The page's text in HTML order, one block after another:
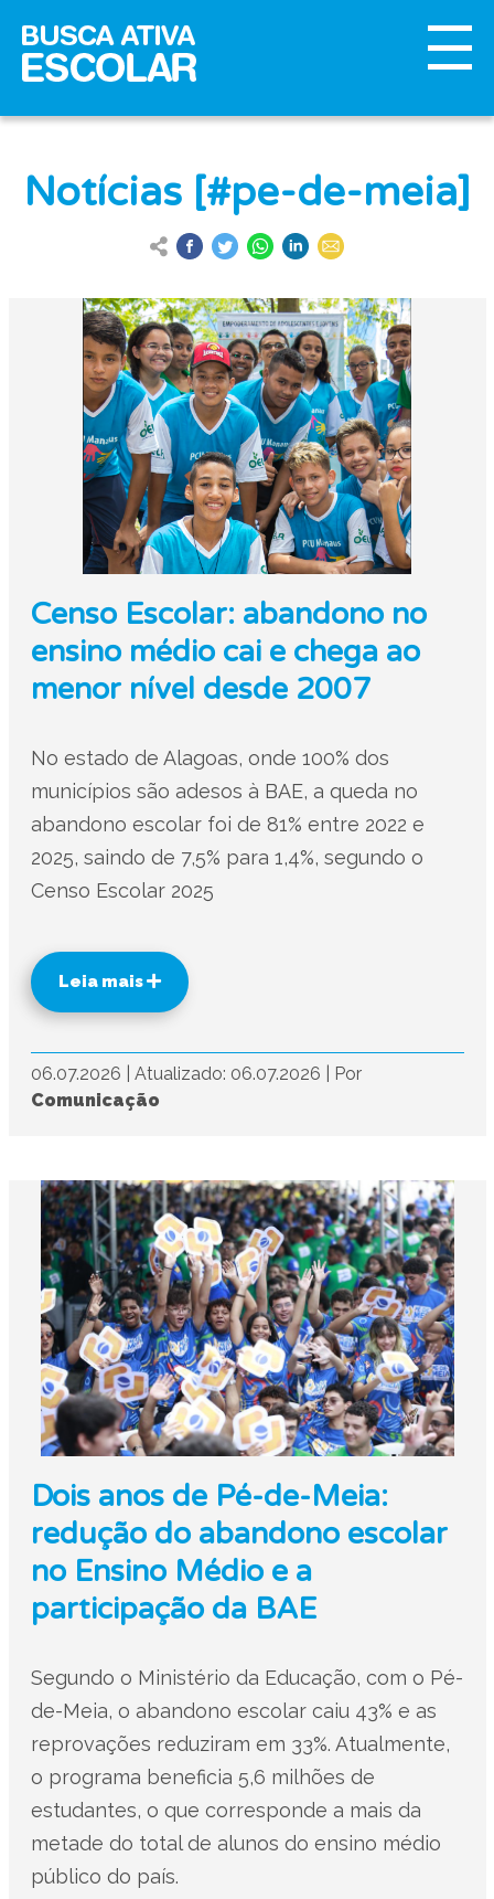
Notícias [#pe-de-meia]
Censo Escolar: abandono no
ensino médio cai e chega ao
menor nível desde 2007
No estado de Alagoas, onde 100% dos
municípios são adesos à BAE, a queda no
abandono escolar foi de 81% entre 2022 e
2025, saindo de 7,5% para 1,4%, segundo o
Censo Escolar 2025
Leia mais
06.07.2026 Atualizado: 06.07.2026
Por
Comunicação
Dois anos de Pé-de-Meia:
redução do abandono escolar
no Ensino Médio e a
participação da BAE
Segundo o Ministério da Educação, com o Pé-
de-Meia, o abandono escolar caiu 43% e as
reprovações reduziram em 33%. Atualmente,
o programa beneficia 5,6 milhões de
estudantes, o que corresponde a mais da
metade do total de alunos do ensino médio
público do país.